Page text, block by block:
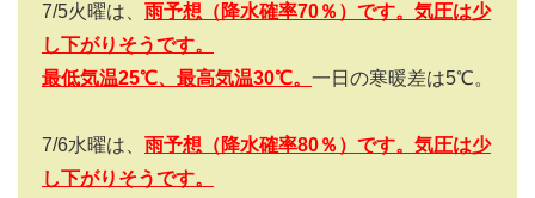
7/5火曜は、 雨予想（降水確率70％）です。気圧は少
し下がりそうです。
最低気温25℃、最高気温30℃。 一日の寒暖差は5℃。
7/6水曜は、 雨予想（降水確率80％）です。気圧は少
し下がりそうです。